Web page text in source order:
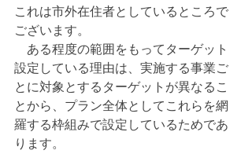
これは市外在住者としているところで
ございます。
ある程度の範囲をもってターゲット
設定している理由は、実施する事業ご
とに対象とするターゲットが異なるこ
とから、プラン全体としてこれらを網
羅する枠組みで設定しているためであ
ります。